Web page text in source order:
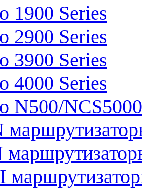
1900 Series
2900 Series
3900 Series
4000 Series
N500/